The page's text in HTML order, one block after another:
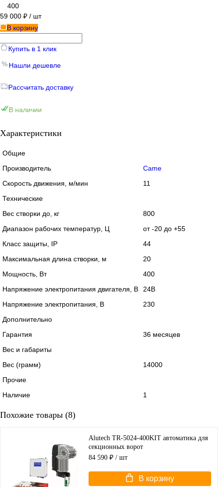
400
59 000 ₽ / шт
В корзину
Купить в 1 клик
Нашли дешевле
Рассчитать доставку
В наличии
Характеристики
Общие
Производитель
Came
Скорость движения, м/мин
11
Технические
Вес створки до, кг
800
Диапазон рабочих температур, Ц
от -20 до +55
Класс защиты, IP
44
Максимальная длина створки, м
20
Мощность, Вт
400
Напряжение электропитания двигателя, В
24В
Напряжение электропитания, В
230
Дополнительно
Гарантия
36 месяцев
Вес и габариты
Вес (грамм)
14000
Прочие
Наличие
1
Похожие товары (8)
Alutech TR-5024-400KIT автоматика для
секционных ворот
84 590 ₽ / шт
В корзину